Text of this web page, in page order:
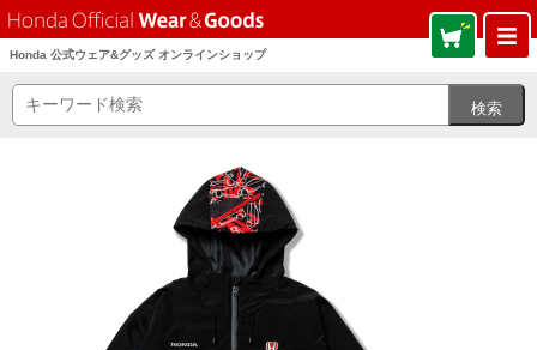
Honda 公式ウェア&グッズ オンラインショップ